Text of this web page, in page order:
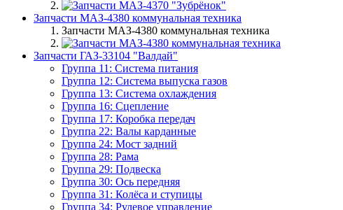
Запчасти МАЗ-4380 коммунальная техника
Запчасти МАЗ-4380 коммунальная техника
Запчасти ГАЗ-33104 "Валдай"
Группа 11: Система питания
Группа 12: Система выпуска газов
Группа 13: Система охлаждения
Группа 16: Сцепление
Группа 17: Коробка передач
Группа 22: Валы карданные
Группа 24: Мост задний
Группа 28: Рама
Группа 29: Подвеска
Группа 30: Ось передняя
Группа 31: Колёса и ступицы
Группа 34: Рулевое управление